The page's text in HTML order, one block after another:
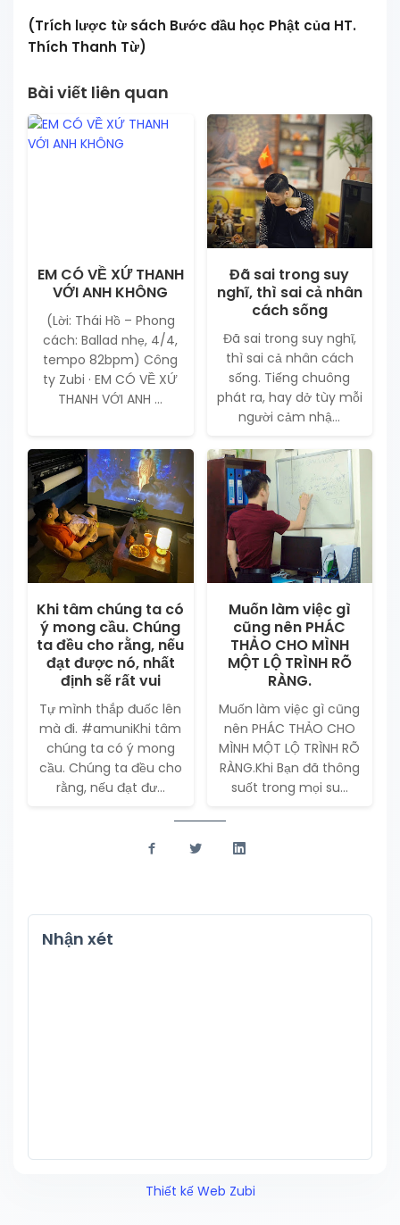
(Trích lược từ sách Bước đầu học Phật của HT.
Thích Thanh Từ)
Bài viết liên quan
EM CÓ VỀ XỨ THANH
VỚI ANH KHÔNG
(Lời: Thái Hồ – Phong
cách: Ballad nhẹ, 4/4,
tempo 82bpm) Công
ty Zubi · EM CÓ VỀ XỨ
THANH VỚI ANH ...
Đã sai trong suy
nghĩ, thì sai cả nhân
cách sống
Đã sai trong suy nghĩ,
thì sai cả nhân cách
sống. Tiếng chuông
phát ra, hay dở tùy mỗi
người cảm nhậ...
Khi tâm chúng ta có
ý mong cầu. Chúng
ta đều cho rằng, nếu
đạt được nó, nhất
định sẽ rất vui
Tự mình thắp đuốc lên
mà đi. #amuniKhi tâm
chúng ta có ý mong
cầu. Chúng ta đều cho
rằng, nếu đạt đư...
Muốn làm việc gì
cũng nên PHÁC
THẢO CHO MÌNH
MỘT LỘ TRÌNH RÕ
RÀNG.
Muốn làm việc gì cũng
nên PHÁC THẢO CHO
MÌNH MỘT LỘ TRÌNH RÕ
RÀNG.Khi Bạn đã thông
suốt trong mọi su...
Nhận xét
Thiết kế Web Zubi